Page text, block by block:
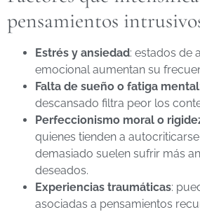
pensamientos
Estrés y ansiedad: estados de
emocional aumentan su
Falta de sueño o fatiga mental
descansado filtra peor los
Perfeccionismo moral o
quienes tienden a
demasiado suelen sufrir más
deseados.
Experiencias traumáticas:
asociadas a pensamientos